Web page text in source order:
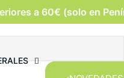
a 60€ (solo en